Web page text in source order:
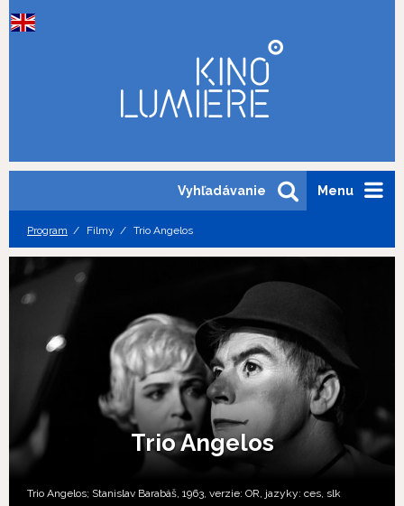
Menu
Vyhľadávanie
Program Filmy Trio Angelos
Trio Angelos
Trio Angelos; Stanislav Barabáš, 1963, verzie: OR, jazyky: ces, slk